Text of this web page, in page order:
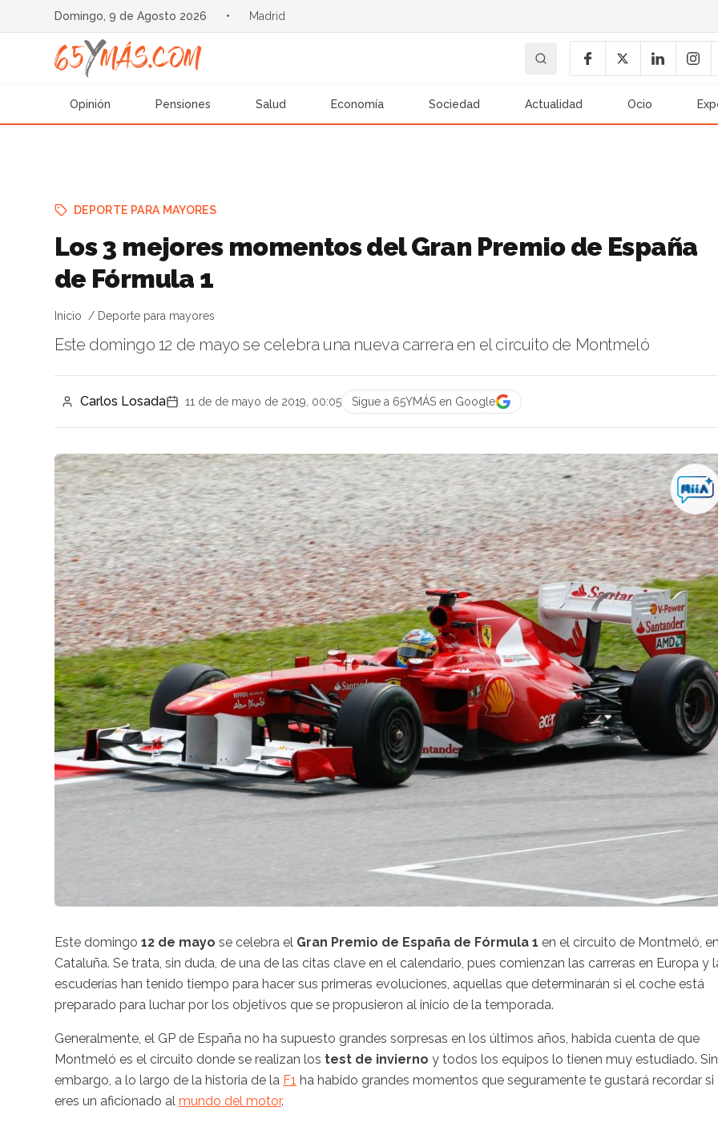
Domingo, 9 de Agosto 2026 • Madrid
Opinión Pensiones Salud Economía Sociedad Actualidad Ocio
DEPORTE PARA MAYORES
Los 3 mejores momentos del Gran Premio de España
de Fórmula 1
Inicio Deporte para mayores
Este domingo 12 de mayo se celebra una nueva carrera en el circuito de Montmeló
Carlos Losada 11 de de mayo de 2019, 00:05 Sigue a 65YMÁS en Google
Este domingo 12 de mayo se celebra el Gran Premio de España de Fórmula 1 en el circuito de Montmeló,
Cataluña. Se trata, sin duda, de una de las citas clave en el calendario, pues comienzan las carreras en Europa y
escuderías han tenido tiempo para hacer sus primeras evoluciones, aquellas que determinarán si el coche está
preparado para luchar por los objetivos que se propusieron al inicio de la temporada.
Generalmente, el GP de España no ha supuesto grandes sorpresas en los últimos años, habida cuenta de que
Montmeló es el circuito donde se realizan los test de invierno y todos los equipos lo tienen muy estudiado. Sin
embargo, a lo largo de la historia de la F1 ha habido grandes momentos que seguramente te gustará recordar si
eres un aficionado al mundo del motor.